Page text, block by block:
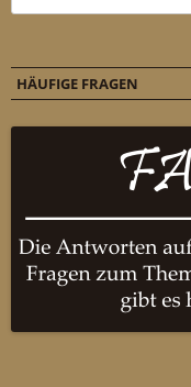
HÄUFIGE FRAGEN